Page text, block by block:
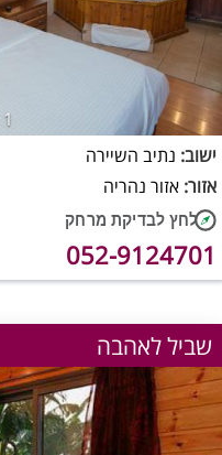
1
ישוב: נתיב השיירה
אזור: אזור נהריה
052-9124701
שביל לאהבה